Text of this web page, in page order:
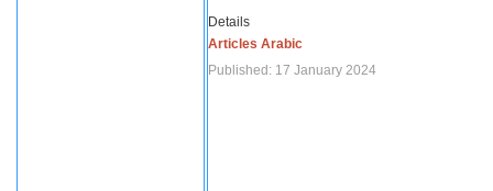
Details
Articles Arabic
Published: 17 January 2024